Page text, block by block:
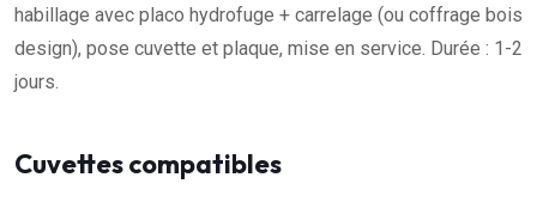
habillage avec placo hydrofuge + carrelage (ou coffrage bois
design), pose cuvette et plaque, mise en service. Durée : 1-2
jours.
Cuvettes compatibles